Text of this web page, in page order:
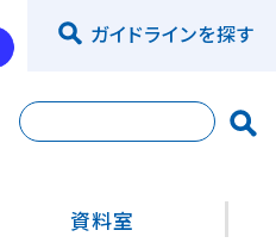
資料室
ガイドラインを探す